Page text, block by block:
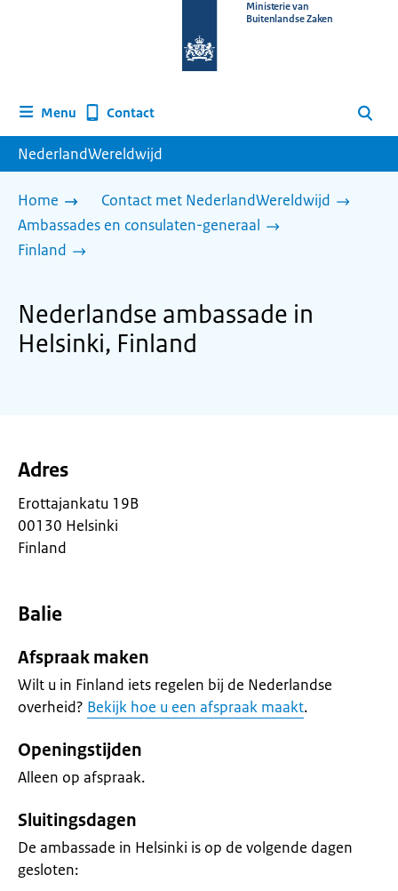
homepage
Ministerie van
Buitenlandse Zaken
Menu Contact Zoeken
NederlandWereldwijd
Home
Contact met NederlandWereldwijd
Ambassades en consulaten-generaal
Finland
Nederlandse ambassade in
Helsinki, Finland
Adres
Erottajankatu 19B
00130 Helsinki
Finland
Balie
Afspraak maken
Wilt u in Finland iets regelen bij de Nederlandse
overheid? Bekijk hoe u een afspraak maakt.
Openingstijden
Alleen op afspraak.
Sluitingsdagen
De ambassade in Helsinki is op de volgende dagen
gesloten: